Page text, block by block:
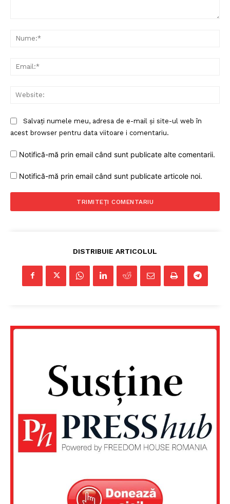
Salvați numele meu, adresa de e-mail și site-ul web în
acest browser pentru data viitoare i comentariu.
Notifică-mă prin email când sunt publicate alte comentarii.
Notifică-mă prin email când sunt publicate articole noi.
DISTRIBUIE ARTICOLUL